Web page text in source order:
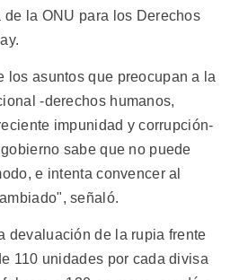
de la ONU para los Derechos
los asuntos que preocupan a la
-derechos humanos,
impunidad y corrupción-
sabe que no puede
e intenta convencer al
señaló.
devaluación de la rupia frente
110 unidades por cada divisa